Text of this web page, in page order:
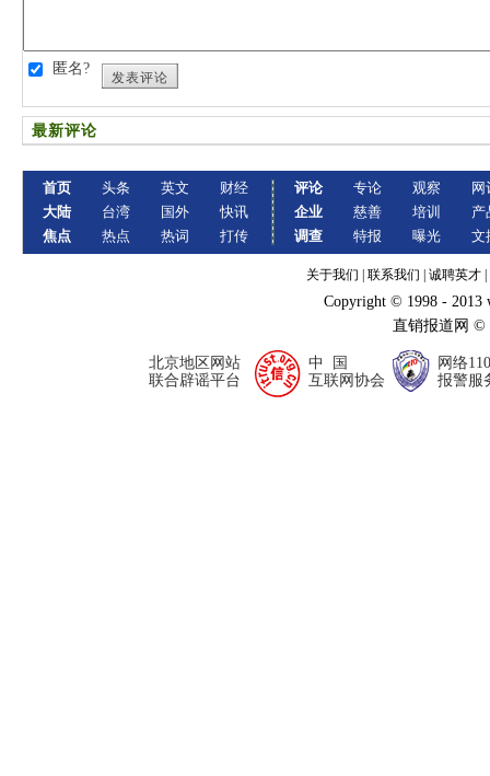
匿名?
发表评论
最新评论
首页
大陆
焦点
头条
台湾
热点
英文
国外
热词
财经
快讯
打传
评论
企业
调查
专论
慈善
特报
观察
培训
曝光
网
产
文
关于我们 联系我们 诚聘英才
Copyright © 1998 - 2013
直销报道网
北京地区网站
联合辟谣平台
中 国
互联网协会
网络110
报警服